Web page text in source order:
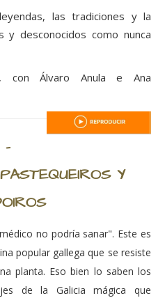
las tradiciones y la
y desconocidos como nunca
con Álvaro Anula e Ana
-
Y
no podría sanar". Este es
popular gallega que se resiste
planta. Eso bien lo saben los
de la Galicia mágica que